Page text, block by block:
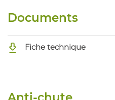
Documents
Fiche technique